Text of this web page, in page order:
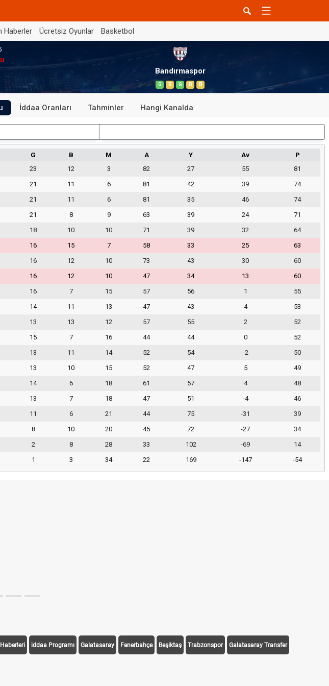
Haberler Ücretsiz Oyunlar Basketbol
Bandırmaspor
G B G B B
İddaa Oranları Tahminler Hangi Kanalda
G B M A Y Av
P
23 12 3 82 27 55
81
21 11 6 81 42 39
74
21 11 6 81 35 46
74
21 8 9 63 39 24
71
18 10 10 71 39 32
64
16 15 7 58 33 25
63
16 12 10 73 43 30
60
16 12 10 47 34 13
60
16 7 15 57 56 1
55
14 11 13 47 43 4
53
13 13 12 57 55 2
52
15 7 16 44 44 0
52
13 11 14 52 54 -2
50
13 10 15 52 47 5
49
14 6 18 61 57 4
48
13 7 18 47 51 -4
46
11 6 21 44 75 -31
39
8 10 20 45 72 -27
34
2 8 28 33 102 -69
14
1 3 34 22 169 -147 -54
iddaa Programı Galatasaray Fenerbahçe Beşiktaş Trabzonspor Galatasaray Transfer